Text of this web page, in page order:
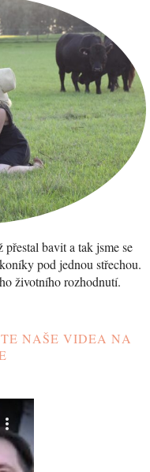
bavit a tak jsme se
pod jednou střechou.
životního rozhodnutí.
NAŠE VIDEA NA